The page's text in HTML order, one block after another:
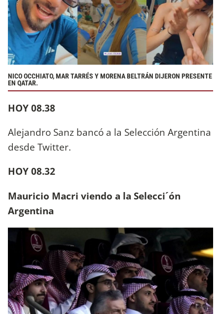
NICO OCCHIATO, MAR TARRÉS Y MORENA BELTRÁN DIJERON PRESENTE
EN QATAR.
HOY 08.38
Alejandro Sanz bancó a la Selección Argentina
desde Twitter.
HOY 08.32
Mauricio Macri viendo a la Selecci´ón
Argentina